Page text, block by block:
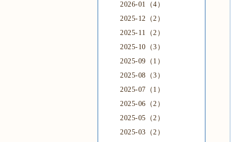
2026-01（4）
2025-12（2）
2025-11（2）
2025-10（3）
2025-09（1）
2025-08（3）
2025-07（1）
2025-06（2）
2025-05（2）
2025-03（2）